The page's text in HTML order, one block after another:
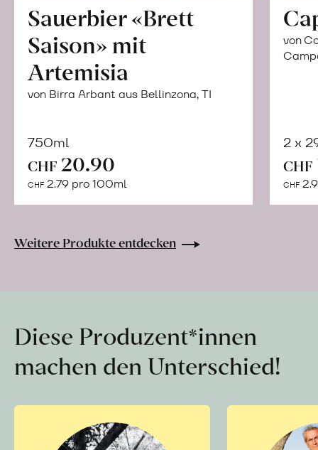
Sauerbier «Brett
Saison» mit
Artemisia
von Birra Arbant aus Bellinzona, TI
750ml
CHF 20.90
CHF 2.79 pro 100ml
Warenkorb
von
2 x
CHF
CHF
Weitere Produkte entdecken
Diese Produzent*innen
machen den Unterschied!